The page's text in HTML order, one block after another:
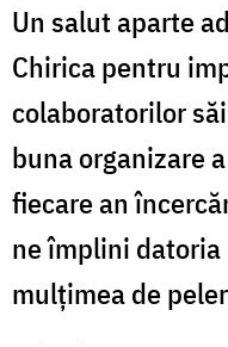
Un salut aparte
Chirica pentru
colaboratorilor
buna organizare
fiecare an
ne împlini datoria
mulțimea de